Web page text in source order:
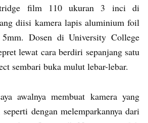
film 110 ukuran 3 inci di
diisi kamera lapis aluminium foil
Dosen di University College
lewat cara berdiri sepanjang satu
sembari buka mulut lebar-lebar.
awalnya membuat kamera yang
dengan melemparkannya dari